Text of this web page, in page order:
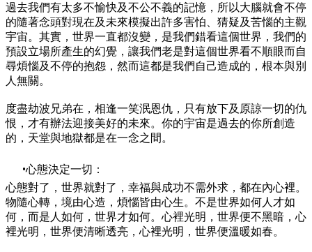
過去我們有太多不愉快及不公不義的記憶，所以大腦就會不停
的隨著念頭對現在及未來模擬出許多害怕、猜疑及苦惱的主觀
宇宙。其實，世界一直都沒變，是我們錯看這個世界，我們的
預設立場所產生的幻覺，讓我們老是對這個世界看不順眼而自
尋煩惱及不停的抱怨，然而這都是我們自己造成的，根本與別
人無關。
度盡劫波兄弟在，相逢一笑泯恩仇，只有放下及原諒一切的仇
恨，才有辦法迎接美好的未來。你的宇宙是過去的你所創造
的，天堂與地獄都是在一念之間。
心態決定一切：
心態對了，世界就對了，幸福與成功不需外求，都在內心裡。
物隨心轉，境由心造，煩惱皆由心生。不是世界如何人才如
何，而是人如何，世界才如何。心裡光明，世界便不黑暗，心
裡光明，世界便清晰透亮，心裡光明，世界便溫暖如春。